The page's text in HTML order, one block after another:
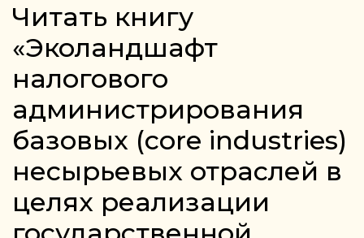
Читать книгу
«Эколандшафт
налогового
администрирования
базовых (core industries)
несырьевых отраслей в
целях реализации